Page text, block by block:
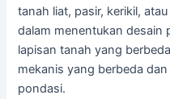
tanah liat, pasir, kerikil,
dalam menentukan desain
lapisan tanah yang
mekanis yang berbeda
pondasi.